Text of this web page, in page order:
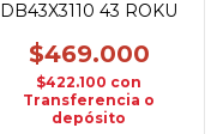
DB43X3110 43 ROKU
$469.000
$422.100 con
Transferencia o
depósito